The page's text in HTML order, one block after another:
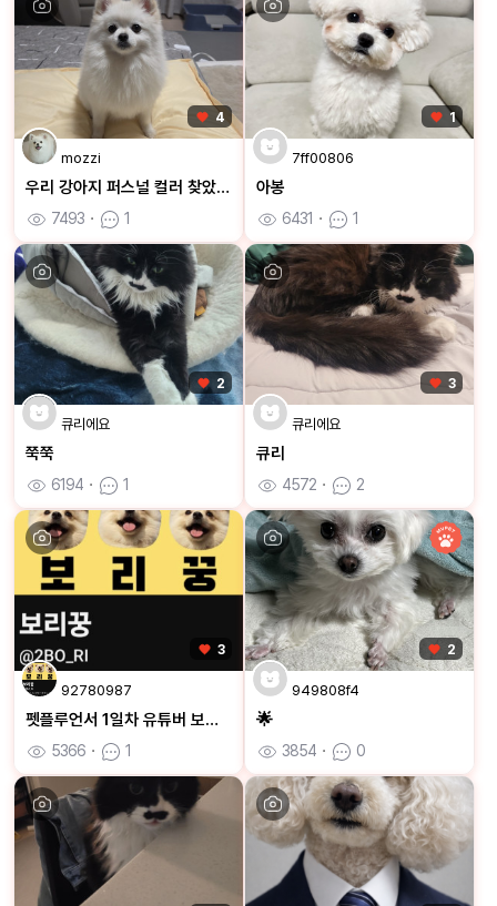
4
mozzi
우리 강아지 퍼스널 컬러 찾았어요
7493 ㆍ 1
1
7ff00806
아봉
6431 ㆍ 1
2
큐리에요
쭉쭉
6194 ㆍ 1
3
큐리에요
큐리
4572 ㆍ 2
3
92780987
펫플루언서 1일차 유튜버 보리꿍입니다 잘부탁드립니다🐶
5366 ㆍ 1
2
949808f4
🌟
3854 ㆍ 0